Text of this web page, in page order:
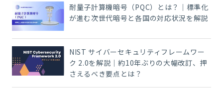
耐量子計算機暗号（PQC）とは？｜標準化
が進む次世代暗号と各国の対応状況を解説
NIST サイバーセキュリティフレームワー
ク 2.0を解説｜約10年ぶりの大幅改訂、押
さえるべき要点とは？